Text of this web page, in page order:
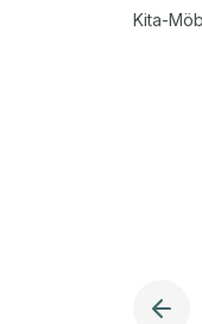
Kita-